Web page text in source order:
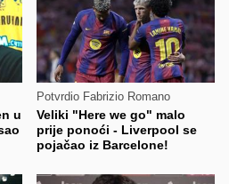
u
Potvrdio Fabrizio Romano
Veliki "Here we go" malo
prije ponoći - Liverpool se
pojačao iz Barcelone!